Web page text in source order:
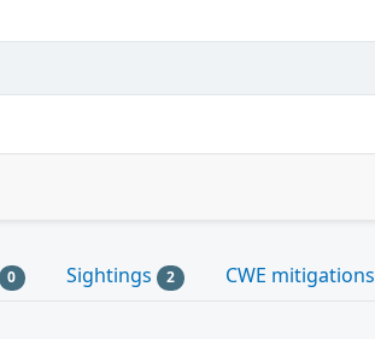
0 Sightings 2 CWE mitigations